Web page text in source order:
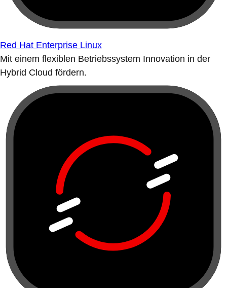
Red Hat Enterprise Linux
Mit einem flexiblen Betriebssystem Innovation in der
Hybrid Cloud fördern.